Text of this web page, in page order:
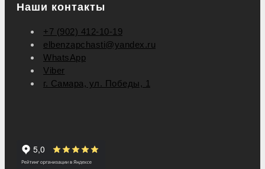
Наши контакты
+7 (902) 412-10-19
elbenzapchasti@yandex.ru
WhatsApp
Viber
г. Самара, ул. Победы, 1